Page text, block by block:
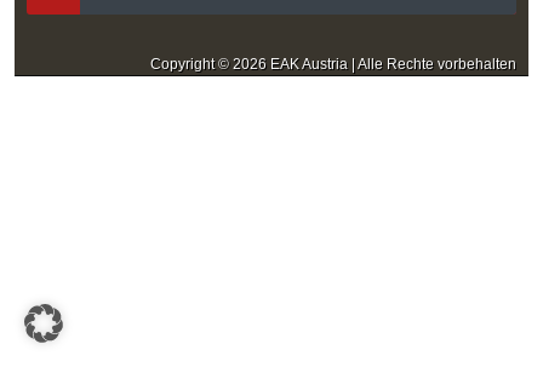
Copyright © 2026 EAK Austria | Alle Rechte vorbehalten